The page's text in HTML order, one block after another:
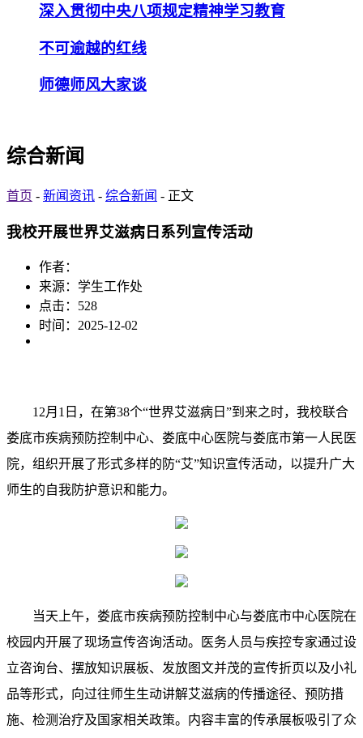
深入贯彻中央八项规定精神学习教育
不可逾越的红线
师德师风大家谈
综合新闻
首页 - 新闻资讯 - 综合新闻 - 正文
我校开展世界艾滋病日系列宣传活动
作者：
来源：学生工作处
点击： 528
时间：2025-12-02
12月1日，在第38个“世界艾滋病日”到来之时，我校联合
娄底市疾病预防控制中心、娄底中心医院与娄底市第一人民医
院，组织开展了形式多样的防“艾”知识宣传活动，以提升广大
师生的自我防护意识和能力。
当天上午，娄底市疾病预防控制中心与娄底市中心医院在
校园内开展了现场宣传咨询活动。医务人员与疾控专家通过设
立咨询台、摆放知识展板、发放图文并茂的宣传折页以及小礼
品等形式，向过往师生生动讲解艾滋病的传播途径、预防措
施、检测治疗及国家相关政策。内容丰富的传承展板吸引了众